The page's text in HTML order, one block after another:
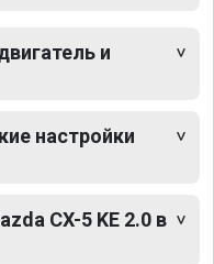
и
настройки
CX-5 KE 2.0 в